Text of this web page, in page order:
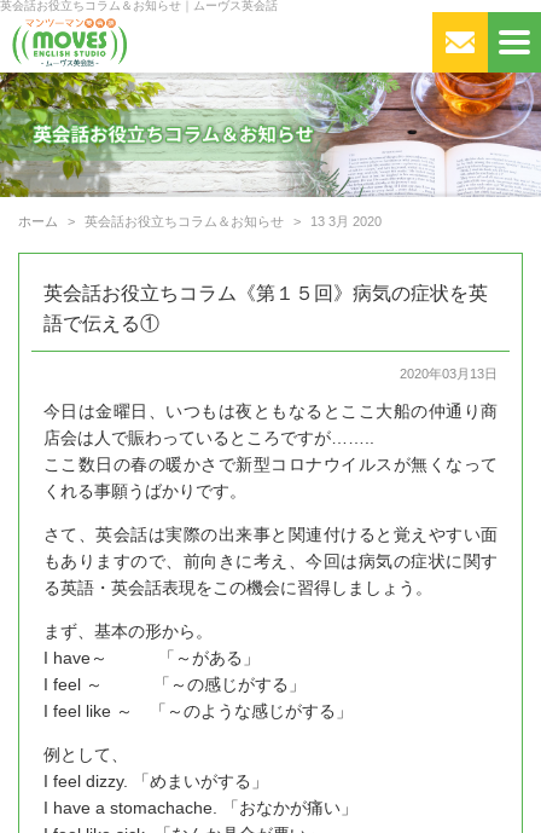
英会話お役立ちコラム＆お知らせ｜ムーヴス英会話
ホーム 英会話お役立ちコラム＆お知らせ 13 3月 2020
英会話お役立ちコラム《第１５回》病気の症状を英
語で伝える①
2020年03月13日
今日は金曜日、いつもは夜ともなるとここ大船の仲通り商
店会は人で賑わっているところですが……..
ここ数日の春の暖かさで新型コロナウイルスが無くなって
くれる事願うばかりです。
さて、英会話は実際の出来事と関連付けると覚えやすい面
もありますので、前向きに考え、今回は病気の症状に関す
る英語・英会話表現をこの機会に習得しましょう。
まず、基本の形から。
I have～ 「～がある」
I feel ～ 「～の感じがする」
I feel like ～ 「～のような感じがする」
例として、
I feel dizzy. 「めまいがする」
I have a stomachache. 「おなかが痛い」